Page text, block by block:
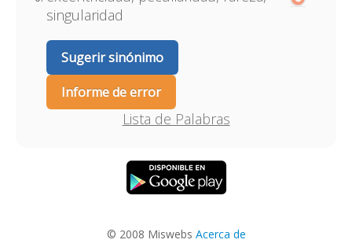
singularidad
Sugerir sinónimo
Informe de error
Lista de Palabras
© 2008 Miswebs Acerca de